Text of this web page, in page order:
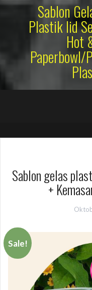
Sablon
Plastik lid
Hot
Paperbowl/
Sablon gelas
+
Sale!